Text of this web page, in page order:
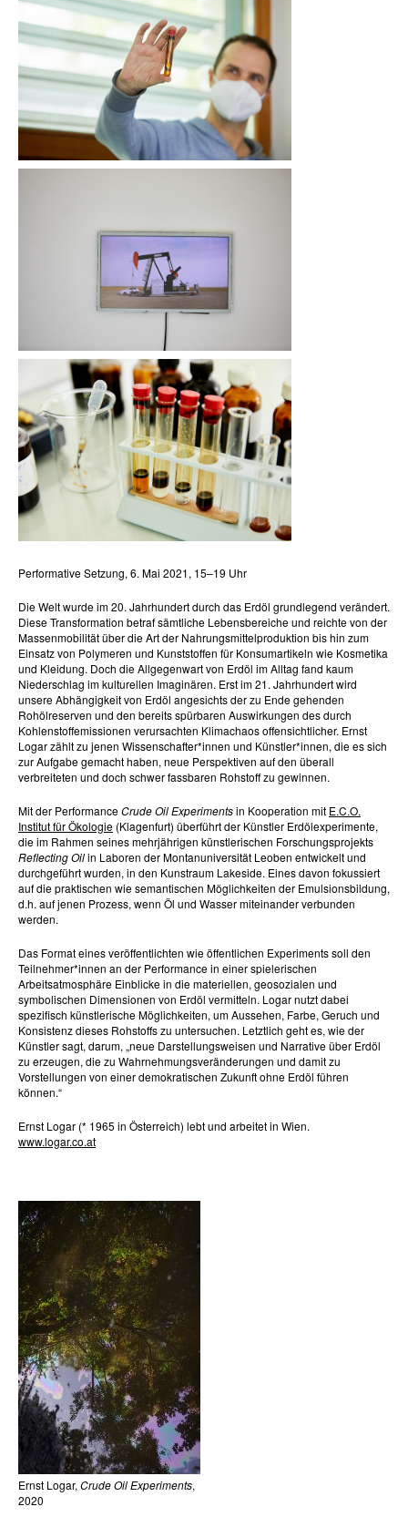
Performative Setzung, 6. Mai 2021, 15–19 Uhr
Die Welt wurde im 20. Jahrhundert durch das Erdöl grundlegend verändert.
Diese Transformation betraf sämtliche Lebensbereiche und reichte von der
Massenmobilität über die Art der Nahrungsmittelproduktion bis hin zum
Einsatz von Polymeren und Kunststoffen für Konsumartikeln wie Kosmetika
und Kleidung. Doch die Allgegenwart von Erdöl im Alltag fand kaum
Niederschlag im kulturellen Imaginären. Erst im 21. Jahrhundert wird
unsere Abhängigkeit von Erdöl angesichts der zu Ende gehenden
Rohölreserven und den bereits spürbaren Auswirkungen des durch
Kohlenstoffemissionen verursachten Klimachaos offensichtlicher. Ernst
Logar zählt zu jenen Wissenschafter*innen und Künstler*innen, die es sich
zur Aufgabe gemacht haben, neue Perspektiven auf den überall
verbreiteten und doch schwer fassbaren Rohstoff zu gewinnen.
Mit der PerformanceCrude Oil Experimentsin Kooperation mit E.C.O.
Institut für Ökologie (Klagenfurt) überführt der Künstler Erdölexperimente,
die im Rahmen seines mehrjährigen künstlerischen Forschungsprojekts
Reflecting Oilin Laboren der Montanuniversität Leoben entwickelt und
durchgeführt wurden, in den Kunstraum Lakeside. Eines davon fokussiert
auf die praktischen wie semantischen Möglichkeiten der Emulsionsbildung,
d.h. auf jenen Prozess, wenn Öl und Wasser miteinander verbunden
werden.
Das Format eines veröffentlichten wie öffentlichen Experiments soll den
Teilnehmer*innen an der Performance in einer spielerischen
Arbeitsatmosphäre Einblicke in die materiellen, geosozialen und
symbolischen Dimensionen von Erdöl vermitteln. Logar nutzt dabei
spezifisch künstlerische Möglichkeiten, um Aussehen, Farbe, Geruch und
Konsistenz dieses Rohstoffs zu untersuchen. Letztlich geht es, wie der
Künstler sagt, darum, „neue Darstellungsweisen und Narrative über Erdöl
zu erzeugen, die zu Wahrnehmungsveränderungen und damit zu
Vorstellungen von einer demokratischen Zukunft ohne Erdöl führen
können.“
Ernst Logar (* 1965 in Österreich) lebt und arbeitet in Wien.
www.logar.co.at
Ernst Logar, Crude Oil Experiments,
2020